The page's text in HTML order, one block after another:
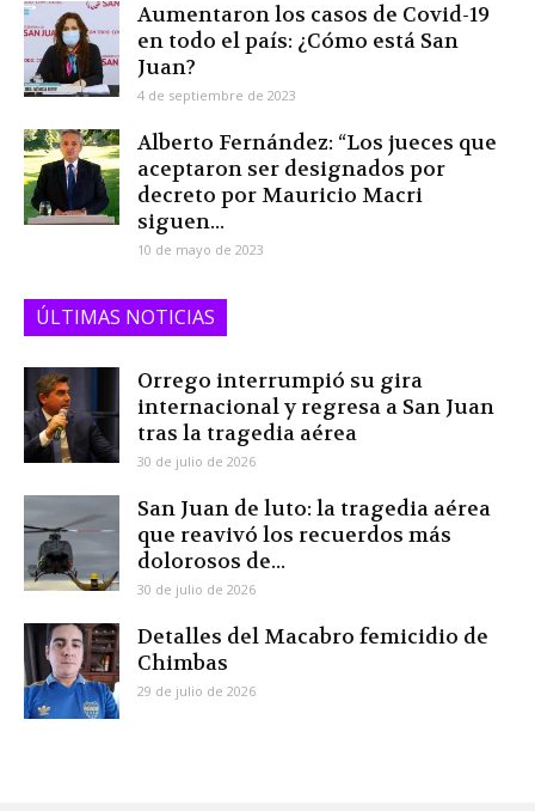
Aumentaron los casos de Covid-19
en todo el país: ¿Cómo está San
Juan?
4 de septiembre de 2023
Alberto Fernández: “Los jueces que
aceptaron ser designados por
decreto por Mauricio Macri
siguen...
10 de mayo de 2023
ÚLTIMAS NOTICIAS
Orrego interrumpió su gira
internacional y regresa a San Juan
tras la tragedia aérea
30 de julio de 2026
San Juan de luto: la tragedia aérea
que reavivó los recuerdos más
dolorosos de...
30 de julio de 2026
Detalles del Macabro femicidio de
Chimbas
29 de julio de 2026